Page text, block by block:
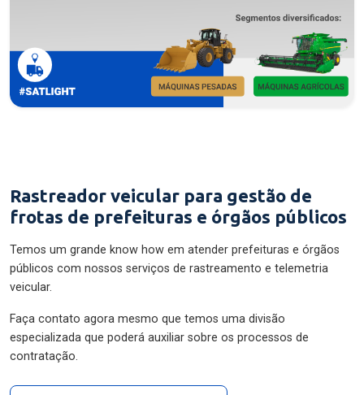
Rastreador veicular para gestão de
frotas de prefeituras e órgãos públicos
Temos um grande know how em atender prefeituras e órgãos
públicos com nossos serviços de rastreamento e telemetria
veicular.
Faça contato agora mesmo que temos uma divisão
especializada que poderá auxiliar sobre os processos de
contratação.